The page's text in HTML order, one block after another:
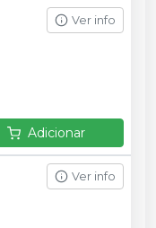
Ver info
Adicionar
Ver info